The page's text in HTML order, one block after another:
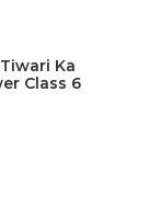
॥ Tiwari Ka
Class 6